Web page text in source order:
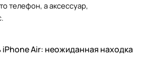
телефон, а аксессуар,
Air: неожиданная находка